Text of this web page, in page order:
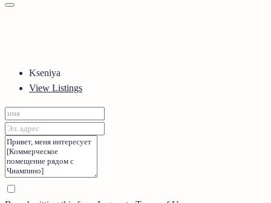
Kseniya
View Listings